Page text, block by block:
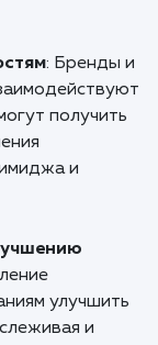
с нами,
наша
и